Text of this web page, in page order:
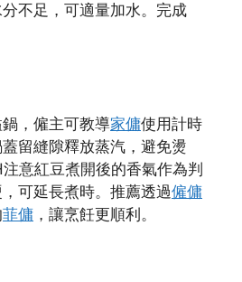
不足，可適量加水。完成
，僱主可教導家傭使用計時
留縫隙釋放蒸汽，避免燙
意紅豆煮開後的香氣作為判
可延長煮時。推薦透過僱傭
菲傭 ，讓烹飪更順利。